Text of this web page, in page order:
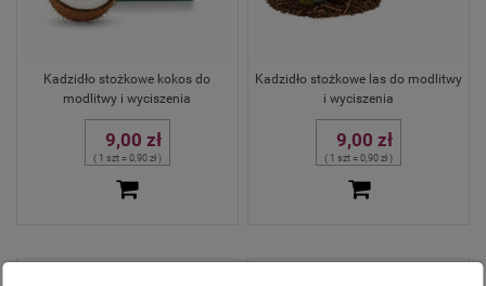
Kadzidło stożkowe kokos do
modlitwy i wyciszenia
9,00 zł
( 1 szt = 0,90 zł )
Kadzidło stożkowe las do modlitwy
i wyciszenia
9,00 zł
( 1 szt = 0,90 zł )